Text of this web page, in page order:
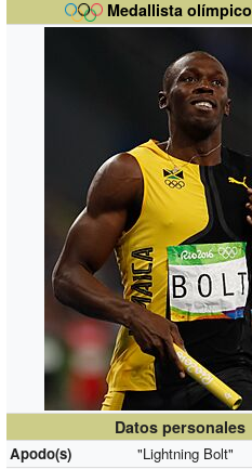
Medallista olímpico
Datos personales
Apodo(s)
"Lightning Bolt"